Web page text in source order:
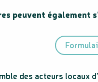
peuvent également
des acteurs locaux d’